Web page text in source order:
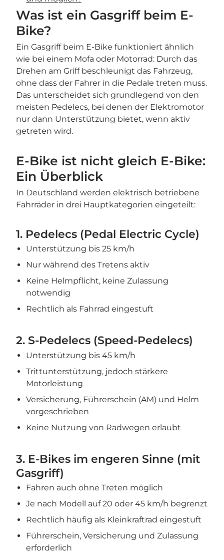
Was ist ein Gasgriff beim E-
Bike?
Ein Gasgriff beim E-Bike funktioniert ähnlich
wie bei einem Mofa oder Motorrad: Durch das
Drehen am Griff beschleunigt das Fahrzeug,
ohne dass der Fahrer in die Pedale treten muss.
Das unterscheidet sich grundlegend von den
meisten Pedelecs, bei denen der Elektromotor
nur dann Unterstützung bietet, wenn aktiv
getreten wird.
E-Bike ist nicht gleich E-Bike:
Ein Überblick
In Deutschland werden elektrisch betriebene
Fahrräder in drei Hauptkategorien eingeteilt:
1. Pedelecs (Pedal Electric Cycle)
Unterstützung bis 25 km/h
Nur während des Tretens aktiv
Keine Helmpflicht, keine Zulassung
notwendig
Rechtlich als Fahrrad eingestuft
2. S-Pedelecs (Speed-Pedelecs)
Unterstützung bis 45 km/h
Trittunterstützung, jedoch stärkere
Motorleistung
Versicherung, Führerschein (AM) und Helm
vorgeschrieben
Keine Nutzung von Radwegen erlaubt
3. E-Bikes im engeren Sinne (mit
Gasgriff)
Fahren auch ohne Treten möglich
Je nach Modell auf 20 oder 45 km/h begrenzt
Rechtlich häufig als Kleinkraftrad eingestuft
Führerschein, Versicherung und Zulassung
erforderlich